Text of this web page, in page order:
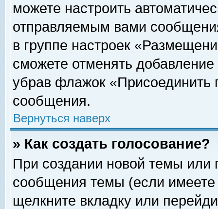
можете настроить
отправляемым вами
в группе настроек
сможете отменять
убрав флажок «Присоединить
сообщения.
Вернуться наверх
» Как создать голосование?
При создании новой темы или
сообщения темы (если
щелкните вкладку или